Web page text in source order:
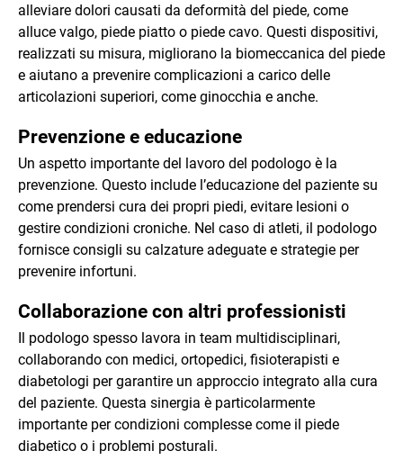
alleviare dolori causati da deformità del piede, come
alluce valgo, piede piatto o piede cavo. Questi dispositivi,
realizzati su misura, migliorano la biomeccanica del piede
e aiutano a prevenire complicazioni a carico delle
articolazioni superiori, come ginocchia e anche.
Prevenzione e educazione
Un aspetto importante del lavoro del podologo è la
prevenzione. Questo include l’educazione del paziente su
come prendersi cura dei propri piedi, evitare lesioni o
gestire condizioni croniche. Nel caso di atleti, il podologo
fornisce consigli su calzature adeguate e strategie per
prevenire infortuni.
Collaborazione con altri professionisti
Il podologo spesso lavora in team multidisciplinari,
collaborando con medici, ortopedici, fisioterapisti e
diabetologi per garantire un approccio integrato alla cura
del paziente. Questa sinergia è particolarmente
importante per condizioni complesse come il piede
diabetico o i problemi posturali.